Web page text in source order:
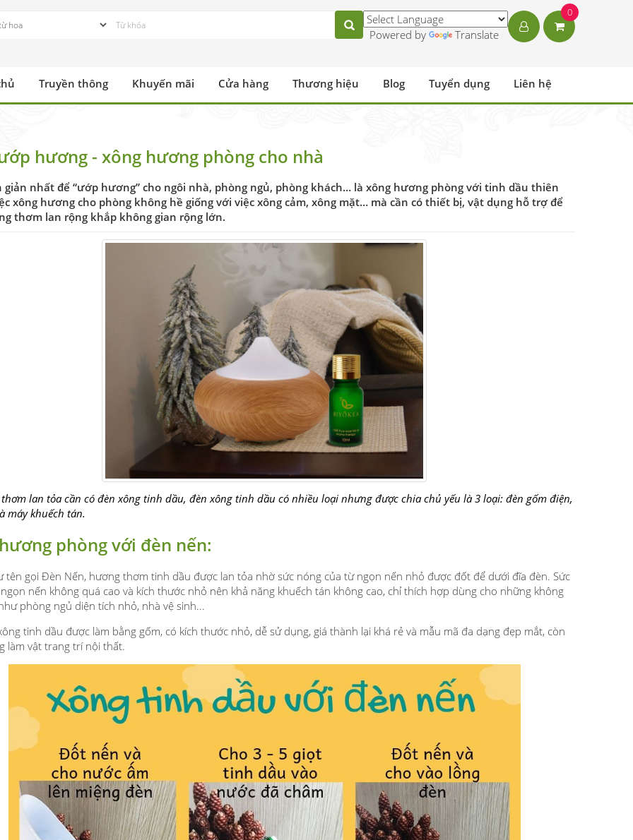
Powered by Translate
0
Truyền thông Khuyến mãi Cửa hàng Thương hiệu Blog Tuyển dụng Liên hệ
hương - xông hương phòng cho nhà
giản nhất để “ướp hương” cho ngôi nhà, phòng ngủ, phòng khách… là xông hương phòng với tinh dầu thiên
xông hương cho phòng không hề giống với việc xông cảm, xông mặt… mà cần có thiết bị, vật dụng hỗ trợ để
thơm lan rộng khắp không gian rộng lớn.
lan tỏa cần có đèn xông tinh dầu, đèn xông tinh dầu có nhiều loại nhưng được chia chủ yếu là 3 loại: đèn gốm điện,
máy khuếch tán.
phòng với đèn nến:
tên gọi Đèn Nến, hương thơm tinh dầu được lan tỏa nhờ sức nóng của từ ngọn nến nhỏ được đốt để dưới đĩa đèn. Sức
nến không quá cao và kích thước nhỏ nên khả năng khuếch tán không cao, chỉ thích hợp dùng cho những không
phòng ngủ diện tích nhỏ, nhà vệ sinh...
tinh dầu được làm bằng gốm, có kích thước nhỏ, dễ sử dụng, giá thành lại khá rẻ và mẫu mã đa dạng đẹp mắt, còn
làm vật trang trí nội thất.